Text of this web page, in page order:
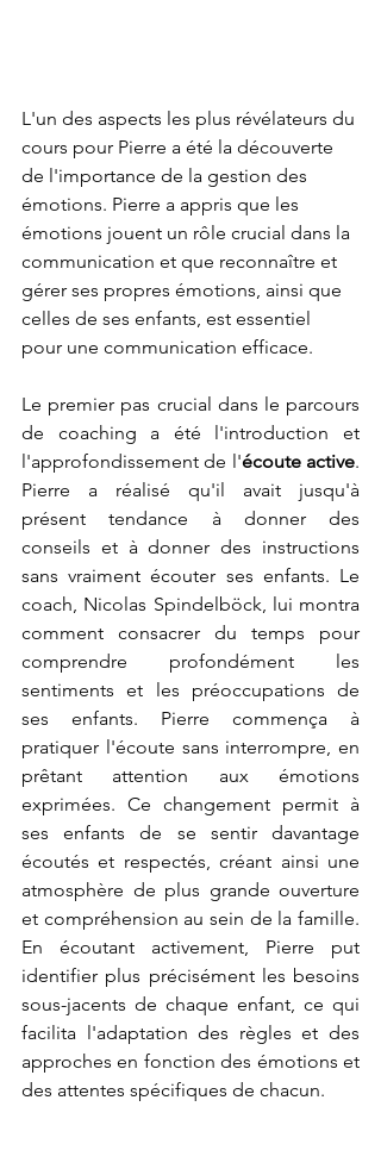
L'un des aspects les plus révélateurs du
cours pour Pierre a été la découverte
de l'importance de la gestion des
émotions. Pierre a appris que les
émotions jouent un rôle crucial dans la
communication et que reconnaître et
gérer ses propres émotions, ainsi que
celles de ses enfants, est essentiel
pour une communication efficace.
Le premier pas crucial dans le parcours
de coaching a été l'introduction et
l'approfondissement de l'écoute active.
Pierre a réalisé qu'il avait jusqu'à
présent tendance à donner des
conseils et à donner des instructions
sans vraiment écouter ses enfants. Le
coach, Nicolas Spindelböck, lui montra
comment consacrer du temps pour
comprendre profondément les
sentiments et les préoccupations de
ses enfants. Pierre commença à
pratiquer l'écoute sans interrompre, en
prêtant attention aux émotions
exprimées. Ce changement permit à
ses enfants de se sentir davantage
écoutés et respectés, créant ainsi une
atmosphère de plus grande ouverture
et compréhension au sein de la famille.
En écoutant activement, Pierre put
identifier plus précisément les besoins
sous-jacents de chaque enfant, ce qui
facilita l'adaptation des règles et des
approches en fonction des émotions et
des attentes spécifiques de chacun.